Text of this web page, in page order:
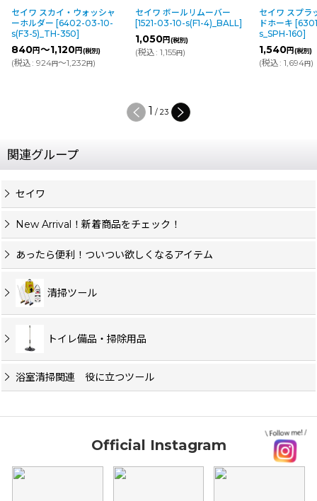
セイワ スカイ・ウォッシャ
ーホルダー [6402-03-10-
s(F3-5)_TH-350]
840円～1,120円(税別)
(税込: 924円～1,232円)
セイワ ボールリムーバー
[1521-03-10-s(F1-4)_BALL]
1,050円(税別)
(税込: 1,155円)
セイワ スプラ
ドホーキ [
s_SPH-160]
1,540円(税別)
(税込: 1,694円)
1 / 23
関連グループ
セイワ
New Arrival！新着商品をチェック！
あったら便利！ついつい欲しくなるアイテム
清掃ツール
トイレ備品・掃除用品
浴室清掃関連 役に立つツール
Official Instagram